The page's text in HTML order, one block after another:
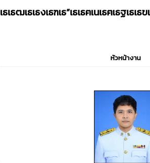
เธเธฒเธเธงเธฑเธ”เธเธฅเนเธฅเธฐเธเ
หัวหน้างาน